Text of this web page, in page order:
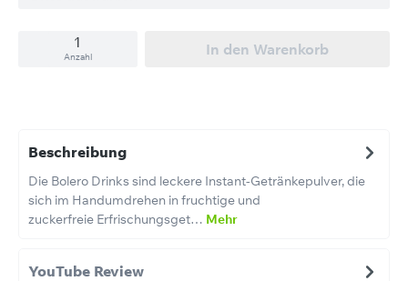
Anzahl In den Warenkorb
Beschreibung
Die Bolero Drinks sind leckere Instant-Getränkepulver, die
sich im Handumdrehen in fruchtige und
zuckerfreie Erfrischungsget… Mehr
YouTube Review